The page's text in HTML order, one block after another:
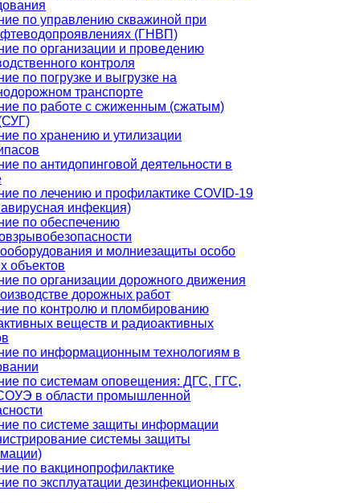
по управлению скважиной при
(ГНВП)
по организации и проведению
контроля
по погрузке и выгрузке на
транспорте
по работе с сжиженным (сжатым)
по хранению и утилизации
по антидопинговой деятельности в
по лечению и профилактике COVID-19
инфекция)
по обеспечению
и молниезащиты особо
объектов
по организации дорожного движения
дорожных работ
по контролю и пломбированию
веществ и радиоактивных
по информационным технологиям в
по системам оповещения: ДГС, ГГС,
в области промышленной
по системе защиты информации
системы защиты
по вакцинопрофилактике
по эксплуатации дезинфекционных